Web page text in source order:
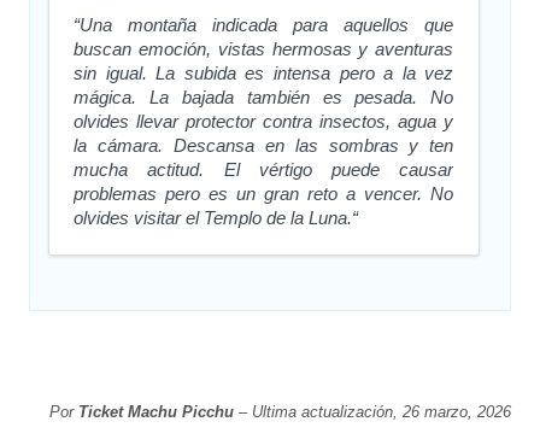
“Una montaña indicada para aquellos que
buscan emoción, vistas hermosas y aventuras
sin igual. La subida es intensa pero a la vez
mágica. La bajada también es pesada. No
olvides llevar protector contra insectos, agua y
la cámara. Descansa en las sombras y ten
mucha actitud. El vértigo puede causar
problemas pero es un gran reto a vencer. No
olvides visitar el Templo de la Luna.“
Por Ticket Machu Picchu– Ultima actualización, 26 marzo, 2026